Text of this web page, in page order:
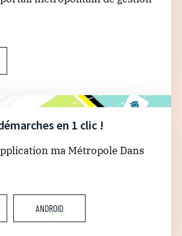
en 1 clic !
ma Métropole Dans
ANDROID